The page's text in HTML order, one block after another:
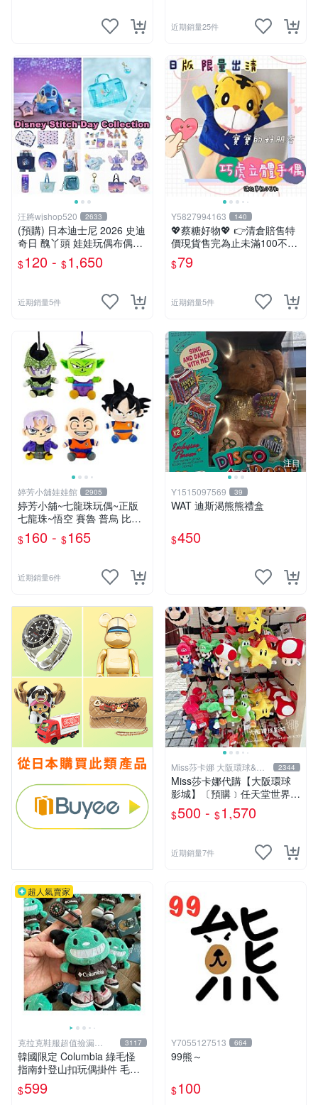
近期銷量25件
汪將wjshop520 2633
(預購) 日本迪士尼 2026 史迪
奇日 醜丫頭 娃娃玩偶布偶吊
飾鑰匙圈 涼毯 托特包置物包
購物袋 毛巾貼紙公仔盲盒
$120 - $1,650
近期銷量5件
Y5827994163 140
💖蔡糖好物💖 👉清倉賠售特
價現貨售完為止未滿100不出
貨唷🔥❤️不帶配飾純手偶日版
巧虎刷牙手偶❤️親子互動說故
$79
近期銷量5件
婷芳小舖娃娃館 2905
婷芳小舖~七龍珠玩偶~正版
七龍珠~悟空 賽魯 普烏 比克
克林 特南克斯 娃娃 玩偶~七
龍珠玩偶~生日情人禮
$160 - $165
近期銷量6件
注目
Y1515097569 39
WAT 迪斯渴熊熊禮盒
$450
Miss莎卡娜 大阪環球&迪
士尼代購
2344
Miss莎卡娜代購【大阪環球
影城】〔預購﹞任天堂世界
瑪利歐 路易吉 耀西 奇諾比奧
碧姬公主 無敵星星 蘑菇 大金
$500 - $1,570
近期銷量7件
超人氣賣家
克拉克鞋服超值撿漏
KLKXF
3117
韓國限定 Columbia 綠毛怪
指南針登山扣玩偶掛件 毛絨
玩具
$599
Y7055127513 664
99熊～
$100